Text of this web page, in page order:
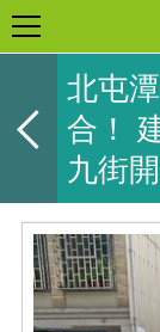
北屯
合！
九街